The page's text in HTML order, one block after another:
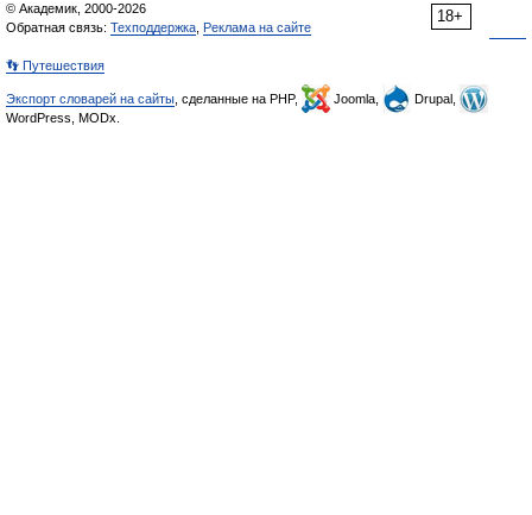
18+
© Академик, 2000-2026
Обратная связь: Техподдержка Реклама на сайте
👣 Путешествия
Экспорт словарей на сайты , сделанные на PHP, Joomla,
Drupal,
WordPress, MODx.